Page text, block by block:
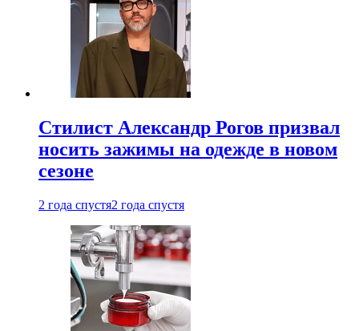
Стилист Александр Рогов призвал
носить зажимы на одежде в новом
сезоне
2 года спустя2 года спустя